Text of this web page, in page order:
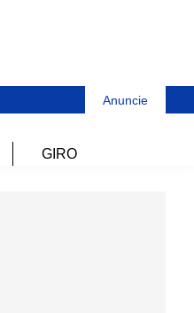
Anuncie
GIRO